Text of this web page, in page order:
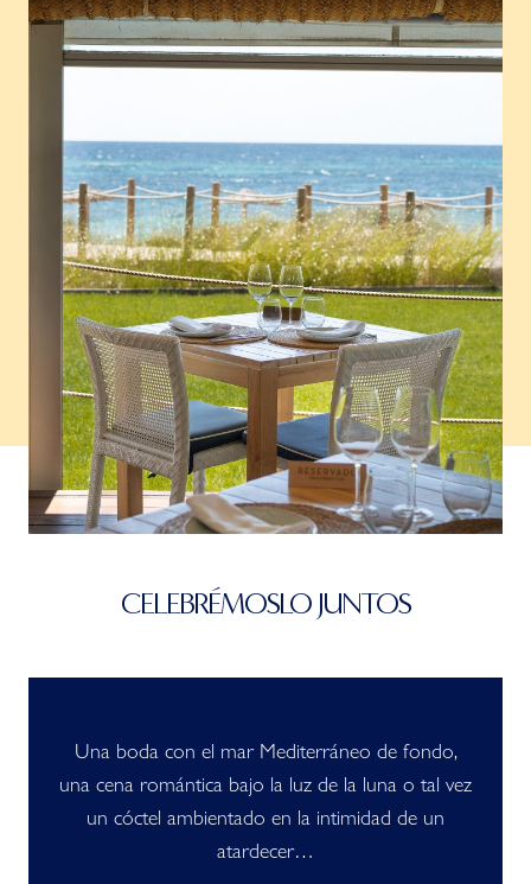
CELEBRÉMOSLO JUNTOS
Una boda con el mar Mediterráneo de fondo,
una cena romántica bajo la luz de la luna o tal vez
un cóctel ambientado en la intimidad de un
atardecer…